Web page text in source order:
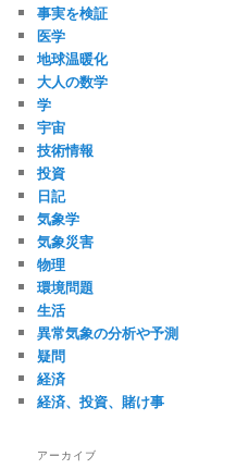
事実を検証
医学
地球温暖化
大人の数学
学
宇宙
技術情報
投資
日記
気象学
気象災害
物理
環境問題
生活
異常気象の分析や予測
疑問
経済
経済、投資、賭け事
アーカイブ